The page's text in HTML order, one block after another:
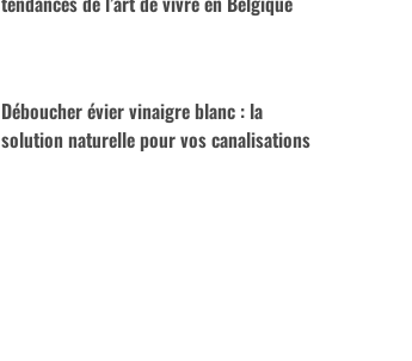
Déboucher évier vinaigre blanc : la
solution naturelle pour vos canalisations